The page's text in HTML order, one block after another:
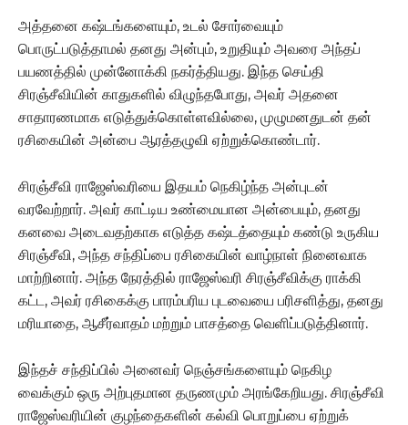
அத்தனை கஷ்டங்களையும், உடல் சோர்வையும்
பொருட்படுத்தாமல் தனது அன்பும், உறுதியும் அவரை அந்தப்
பயணத்தில் முன்னோக்கி நகர்த்தியது. இந்த செய்தி
சிரஞ்சீவியின் காதுகளில் விழுந்தபோது, அவர் அதனை
சாதாரணமாக எடுத்துக்கொள்ளவில்லை, முழுமனதுடன் தன்
ரசிகையின் அன்பை ஆரத்தழுவி ஏற்றுக்கொண்டார்.
சிரஞ்சீவி ராஜேஸ்வரியை இதயம் நெகிழ்ந்த அன்புடன்
வரவேற்றார். அவர் காட்டிய உண்மையான அன்பையும், தனது
கனவை அடைவதற்காக எடுத்த கஷ்டத்தையும் கண்டு உருகிய
சிரஞ்சீவி, அந்த சந்திப்பை ரசிகையின் வாழ்நாள் நினைவாக
மாற்றினார். அந்த நேரத்தில் ராஜேஸ்வரி சிரஞ்சீவிக்கு ராக்கி
கட்ட, அவர் ரசிகைக்கு பாரம்பரிய புடவையை பரிசளித்து, தனது
மரியாதை, ஆசீர்வாதம் மற்றும் பாசத்தை வெளிப்படுத்தினார்.
இந்தச் சந்திப்பில் அனைவர் நெஞ்சங்களையும் நெகிழ
வைக்கும் ஒரு அற்புதமான தருணமும் அரங்கேறியது. சிரஞ்சீவி
ராஜேஸ்வரியின் குழந்தைகளின் கல்வி பொறுப்பை ஏற்றுக்